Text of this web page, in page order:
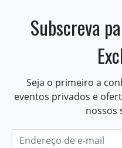
Subscreva
Seja o primeiro a
eventos privados e
nossos